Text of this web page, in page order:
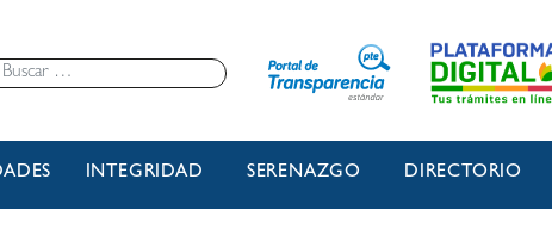
INTEGRIDAD SERENAZGO DIRECTORIO